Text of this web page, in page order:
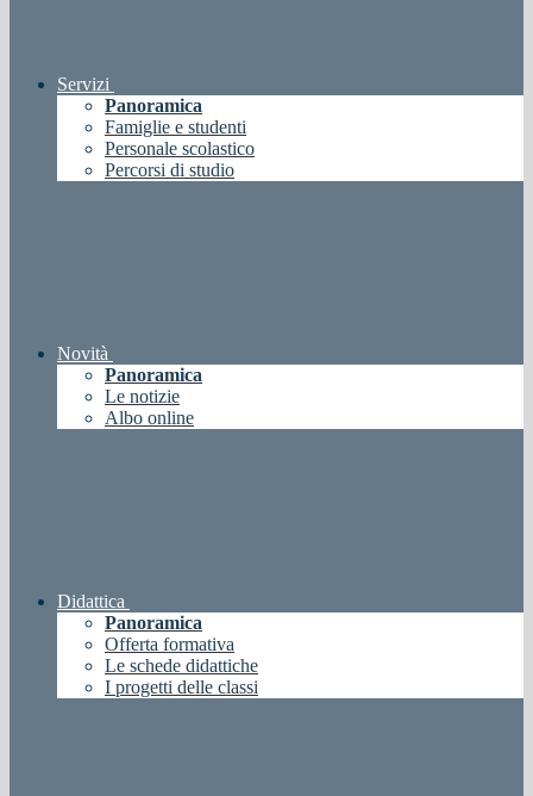
Servizi
Panoramica
Famiglie e studenti
Personale scolastico
Percorsi di studio
Novità
Panoramica
Le notizie
Albo online
Didattica
Panoramica
Offerta formativa
Le schede didattiche
I progetti delle classi